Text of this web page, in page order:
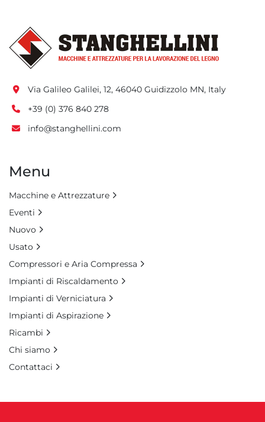
Via Galileo Galilei, 12, 46040 Guidizzolo MN, Italy
+39 (0) 376 840 278
info@stanghellini.com
Menu
Macchine e Attrezzature
Eventi
Nuovo
Usato
Compressori e Aria Compressa
Impianti di Riscaldamento
Impianti di Verniciatura
Impianti di Aspirazione
Ricambi
Chi siamo
Contattaci